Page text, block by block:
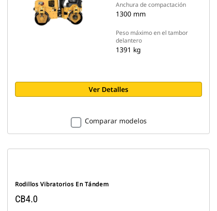
Anchura de compactación
1300 mm
Peso máximo en el tambor
delantero
1391 kg
Ver Detalles
Comparar modelos
Rodillos Vibratorios En Tándem
CB4.0